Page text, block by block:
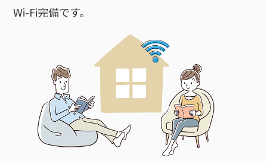
Wi-Fi完備です。